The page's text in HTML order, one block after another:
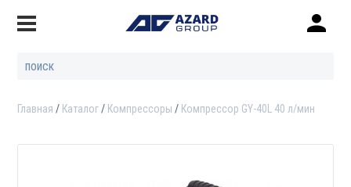
Главная Каталог Компрессоры Компрессор GY-40L 40 л/мин